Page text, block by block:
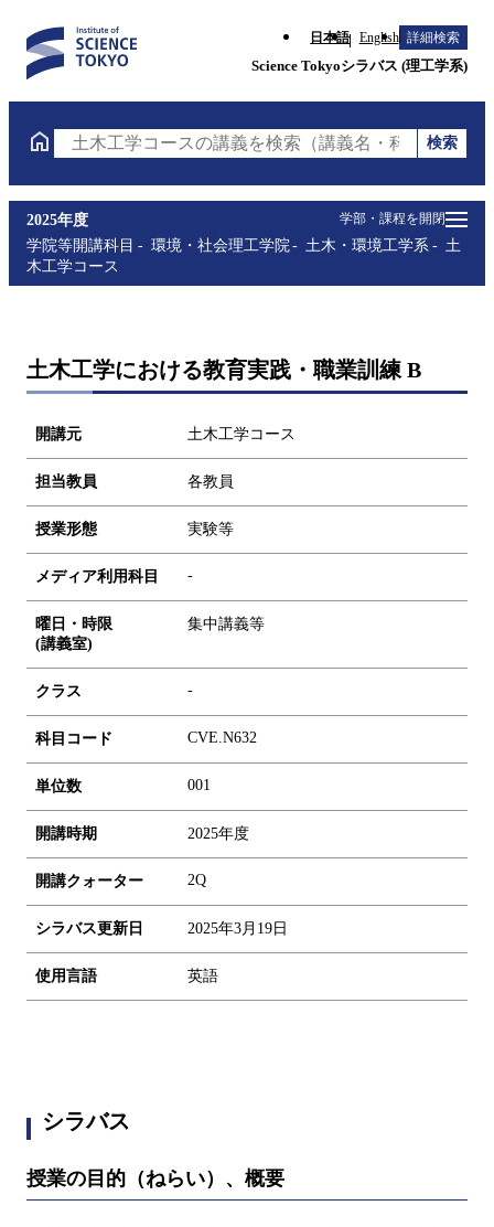
日本語 English 詳細検索
Science Tokyoシラバス (理工学系)
土木工学コースの講義を検索（講義名・科目コード・
検索
学部・課程を開閉
2025年度
学院等開講科目
環境・社会理工学院 土木・環境工学系
土
木工学コース
土木工学における教育実践・職業訓練 B
開講元 土木工学コース
担当教員 各教員
授業形態 実験等
メディア利用科目 -
曜日・時限
(講義室)
集中講義等
クラス -
科目コード CVE.N632
単位数 001
開講時期 2025年度
開講クォーター 2Q
シラバス更新日 2025年3月19日
使用言語 英語
シラバス
授業の目的（ねらい）、概要